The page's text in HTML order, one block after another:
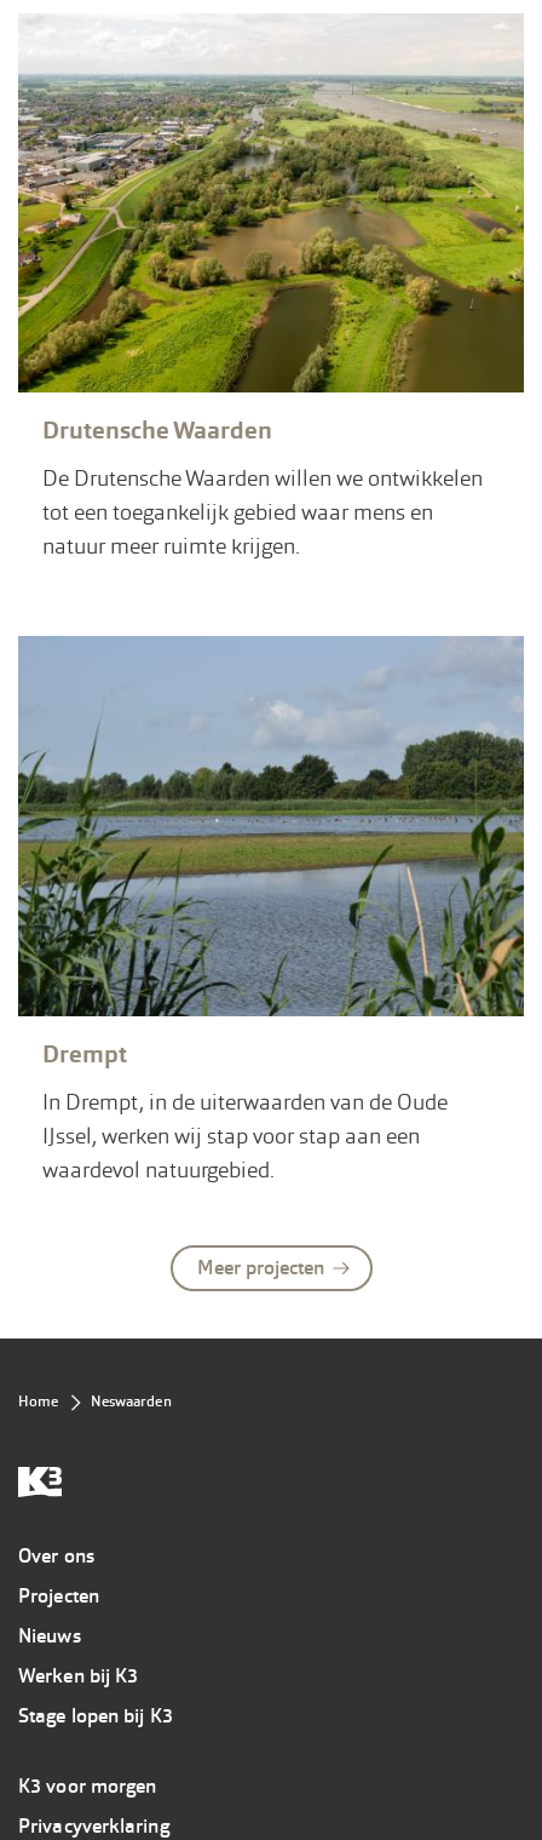
Drutensche Waarden
De Drutensche Waarden willen we ontwikkelen
tot een toegankelijk gebied waar mens en
natuur meer ruimte krijgen.
Drempt
In Drempt, in de uiterwaarden van de Oude
IJssel, werken wij stap voor stap aan een
waardevol natuurgebied.
Meer projecten
Kruimelpad
Home Neswaarden
Overig
Over ons
Projecten
Nieuws
Werken bij K3
Stage lopen bij K3
Footer
3
K3 voor morgen
Privacyverklaring